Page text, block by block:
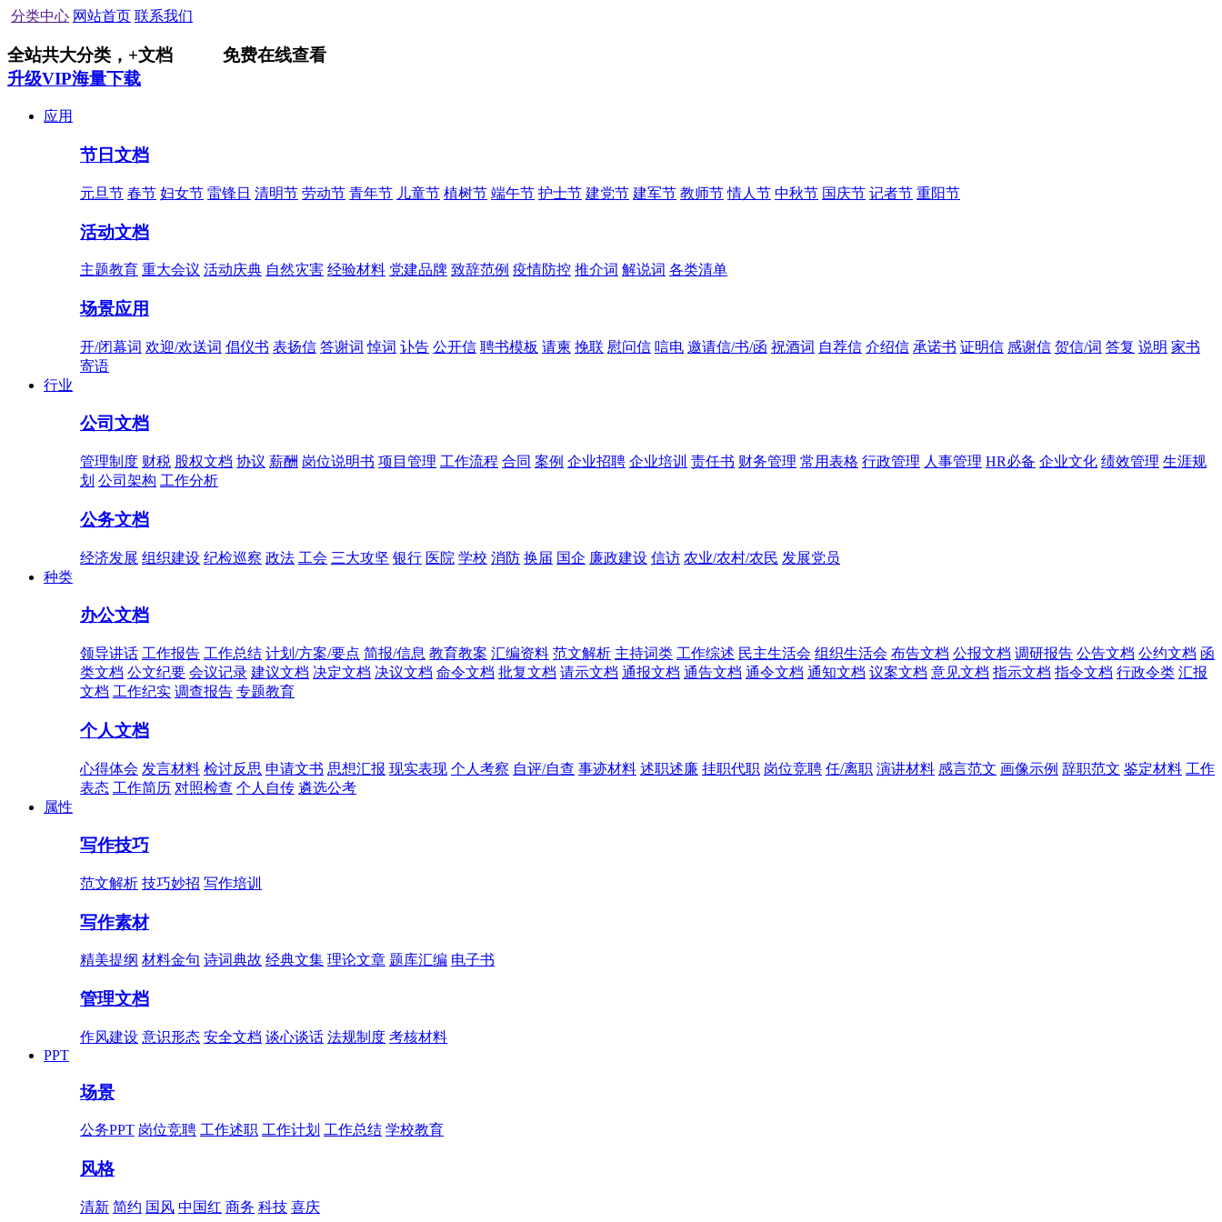
分类中心 网站首页 联系我们
全站共大分类， +文档
免费在线查看
升级VIP海量下载
应用
节日文档
元旦节 春节 妇女节 雷锋日 清明节 劳动节 青年节 儿童节 植树节 端午节 护士节 建党节 建军节 教师节 情人节 中秋节 国庆节 记者节 重阳节
活动文档
主题教育 重大会议 活动庆典 自然灾害 经验材料 党建品牌 致辞范例 疫情防控 推介词 解说词 各类清单
场景应用
开/闭幕词 欢迎/欢送词 倡仪书 表扬信 答谢词 悼词 讣告 公开信 聘书模板 请柬 挽联 慰问信 唁电 邀请信/书/函 祝酒词 自荐信 介绍信 承诺书 证明信 感谢信 贺信/词 答复 说明 家书
寄语
行业
公司文档
管理制度 财税 股权文档 协议 薪酬 岗位说明书 项目管理 工作流程 合同 案例 企业招聘 企业培训 责任书 财务管理 常用表格 行政管理 人事管理 HR必备 企业文化 绩效管理 生涯规
划 公司架构 工作分析
公务文档
经济发展 组织建设 纪检巡察 政法 工会 三大攻坚 银行 医院 学校 消防 换届 国企 廉政建设 信访 农业/农村/农民 发展党员
种类
办公文档
领导讲话 工作报告 工作总结 计划/方案/要点 简报/信息 教育教案 汇编资料 范文解析 主持词类 工作综述 民主生活会 组织生活会 布告文档 公报文档 调研报告 公告文档 公约文档 函
类文档 公文纪要 会议记录 建议文档 决定文档 决议文档 命令文档 批复文档 请示文档 通报文档 通告文档 通令文档 通知文档 议案文档 意见文档 指示文档 指令文档 行政令类 汇报
文档 工作纪实 调查报告 专题教育
个人文档
心得体会 发言材料 检讨反思 申请文书 思想汇报 现实表现 个人考察 自评/自查 事迹材料 述职述廉 挂职代职 岗位竞聘 任/离职 演讲材料 感言范文 画像示例 辞职范文 鉴定材料 工作
表态 工作简历 对照检查 个人自传 遴选公考
属性
写作技巧
范文解析 技巧妙招 写作培训
写作素材
精美提纲 材料金句 诗词典故 经典文集 理论文章 题库汇编 电子书
管理文档
作风建设 意识形态 安全文档 谈心谈话 法规制度 考核材料
PPT
场景
公务PPT 岗位竞聘 工作述职 工作计划 工作总结 学校教育
风格
清新 简约 国风 中国红 商务 科技 喜庆